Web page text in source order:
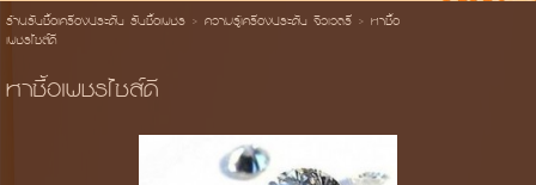
ร้านรับซื้อเครื่องประดับ รับซื้อเพชร> ความรู้เครื่องประดับ จิวเวลรี่> หาซื้อ
เพชรไซส์ดี
หาซื้อเพชรไซส์ดี